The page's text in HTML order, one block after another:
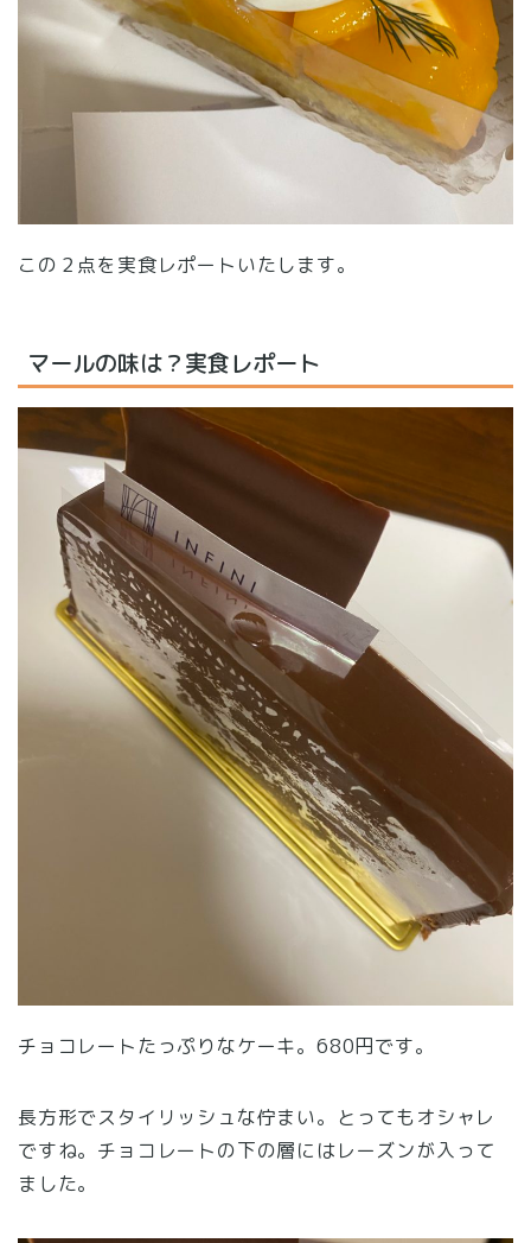
この２点を実食レポートいたします。
マールの味は？実食レポート
チョコレートたっぷりなケーキ。680円です。
長方形でスタイリッシュな佇まい。とってもオシャレ
ですね。チョコレートの下の層にはレーズンが入って
ました。